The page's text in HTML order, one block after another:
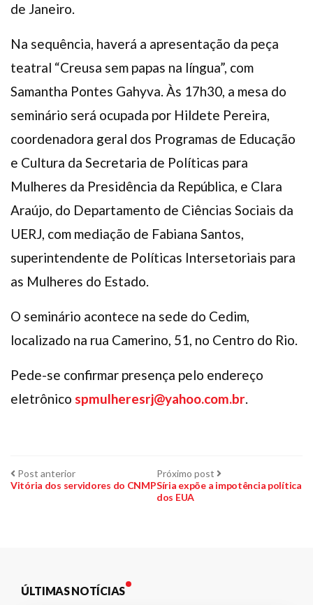
de Janeiro.
Na sequência, haverá a apresentação da peça
teatral “Creusa sem papas na língua”, com
Samantha Pontes Gahyva. Às 17h30, a mesa do
seminário será ocupada por Hildete Pereira,
coordenadora geral dos Programas de Educação
e Cultura da Secretaria de Políticas para
Mulheres da Presidência da República, e Clara
Araújo, do Departamento de Ciências Sociais da
UERJ, com mediação de Fabiana Santos,
superintendente de Políticas Intersetoriais para
as Mulheres do Estado.
O seminário acontece na sede do Cedim,
localizado na rua Camerino, 51, no Centro do Rio.
Pede-se confirmar presença pelo endereço
eletrônico spmulheresrj@yahoo.com.br.
Navegação
Post anteriorPost
anterior:
Vitória dos servidores do CNMP
Próximo post Próximo
post:
Síria expõe a impotência política
dos EUA
ÚLTIMAS NOTÍCIAS